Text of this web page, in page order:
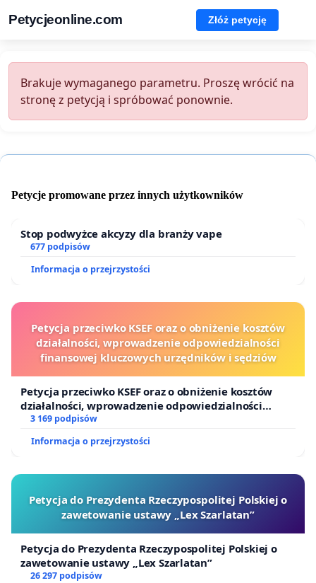
Petycjeonline.com Złóż petycję
Brakuje wymaganego parametru. Proszę wrócić na
stronę z petycją i spróbować ponownie.
Petycje promowane przez innych użytkowników
Stop podwyżce akcyzy dla branży vape
677 podpisów
Informacja o przejrzystości
Petycja przeciwko KSEF oraz o obniżenie kosztów
działalności, wprowadzenie odpowiedzialności
finansowej kluczowych urzędników i sędziów
Petycja przeciwko KSEF oraz o obniżenie kosztów
działalności, wprowadzenie odpowiedzialności
finansowej kluczowych urzędników i sędziów
3 169 podpisów
Informacja o przejrzystości
Petycja do Prezydenta Rzeczypospolitej Polskiej o
zawetowanie ustawy „Lex Szarlatan”
Petycja do Prezydenta Rzeczypospolitej Polskiej o
zawetowanie ustawy „Lex Szarlatan”
26 297 podpisów